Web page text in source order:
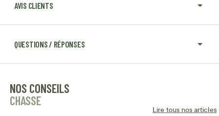
AVIS CLIENTS
QUESTIONS / RÉPONSES
NOS CONSEILS
CHASSE
Lire tous nos articles